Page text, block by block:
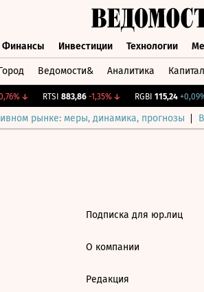
Финансы Инвестиции Технологии
Ведомости& Аналитика Капитал
↓ RTSI 883,86 -1,35%↓ RGBI 115,24 +0,09%
рынке: меры, динамика, прогнозы
Подписка для юр.лиц
О компании
Редакция